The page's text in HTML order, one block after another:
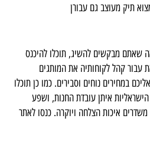
תיק מעוצב גם עבורן
שאתם מבקשים להשיג, תוכלו להיכנס
עבור קהל לקוחותיה את המותגים
במחירים נוחים וסבירים. כמו כן תוכלו
איתן עובדת החנות, ושפע
איכות הצלחה ויוקרה. כנסו לאתר